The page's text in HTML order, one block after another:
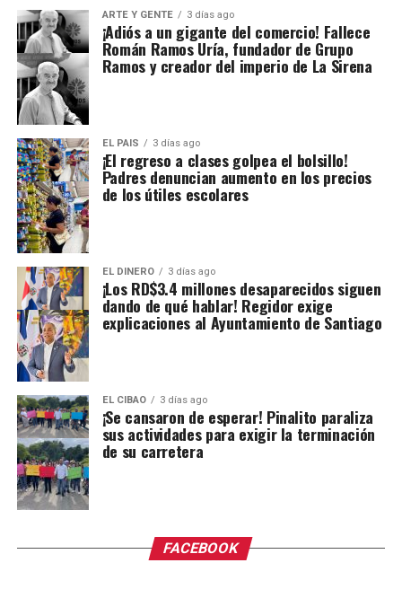
ARTE Y GENTE 3 días ago
¡Adiós a un gigante del comercio! Fallece
Román Ramos Uría, fundador de Grupo
Ramos y creador del imperio de La Sirena
EL PAIS 3 días ago
¡El regreso a clases golpea el bolsillo!
Padres denuncian aumento en los precios
de los útiles escolares
EL DINERO 3 días ago
¡Los RD$3.4 millones desaparecidos siguen
dando de qué hablar! Regidor exige
explicaciones al Ayuntamiento de Santiago
EL CIBAO 3 días ago
¡Se cansaron de esperar! Pinalito paraliza
sus actividades para exigir la terminación
de su carretera
FACEBOOK